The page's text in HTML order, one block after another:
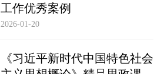
工作优秀案例
2026-01-20
《习近平新时代中国特色社会